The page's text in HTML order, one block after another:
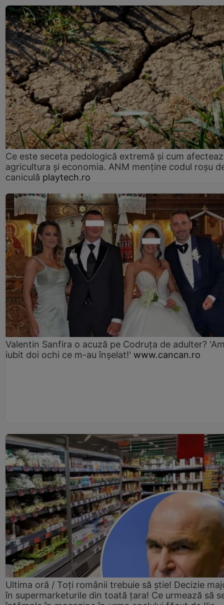
Ce este seceta pedologică extremă și cum
agricultura și economia. ANM menține codul roșu
caniculă playtech.ro
Valentin Sanfira o acuză pe Codruța de adulter?
iubit doi ochi ce m-au înșelat!' www.cancan.ro
Ultima oră / Toți românii trebuie să știe! Decizie
în supermarketurile din toată țara! Ce urmează să